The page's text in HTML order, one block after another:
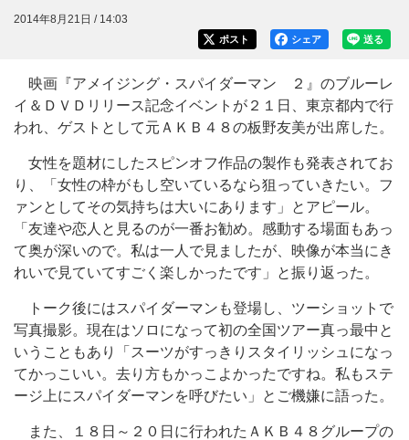
2014年8月21日 / 14:03
送る
シェア
ポスト
映画『アメイジング・スパイダーマン ２』のブルーレ
イ＆ＤＶＤリリース記念イベントが２１日、東京都内で行
われ、ゲストとして元ＡＫＢ４８の板野友美が出席した。
女性を題材にしたスピンオフ作品の製作も発表されてお
り、「女性の枠がもし空いているなら狙っていきたい。フ
ァンとしてその気持ちは大いにあります」とアピール。
「友達や恋人と見るのが一番お勧め。感動する場面もあっ
て奥が深いので。私は一人で見ましたが、映像が本当にき
れいで見ていてすごく楽しかったです」と振り返った。
トーク後にはスパイダーマンも登場し、ツーショットで
写真撮影。現在はソロになって初の全国ツアー真っ最中と
いうこともあり「スーツがすっきりスタイリッシュになっ
てかっこいい。去り方もかっこよかったですね。私もステ
ージ上にスパイダーマンを呼びたい」とご機嫌に語った。
また、１８日～２０日に行われたＡＫＢ４８グループの